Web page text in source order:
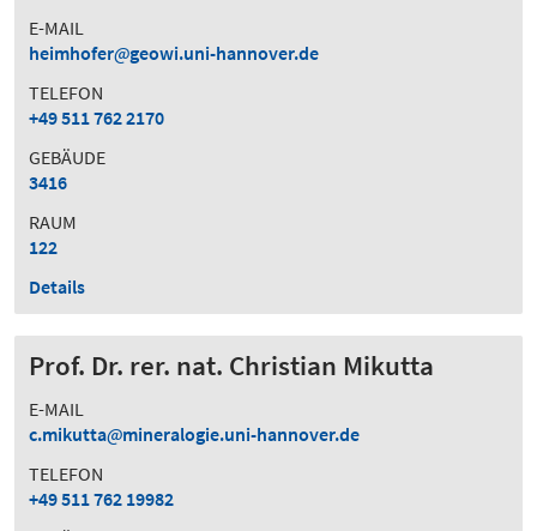
E-MAIL
heimhofer
geowi.uni-hannover.de
TELEFON
+49 511 762 2170
GEBÄUDE
3416
RAUM
122
Details
Prof. Dr. rer. nat. Christian Mikutta
E-MAIL
c.mikutta
mineralogie.uni-hannover.de
TELEFON
+49 511 762 19982